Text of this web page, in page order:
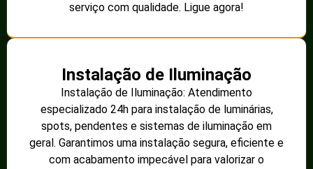
serviço com qualidade. Ligue agora!
Instalação de Iluminação
Instalação de Iluminação: Atendimento
especializado 24h para instalação de luminárias,
spots, pendentes e sistemas de iluminação em
geral. Garantimos uma instalação segura, eficiente e
com acabamento impecável para valorizar o